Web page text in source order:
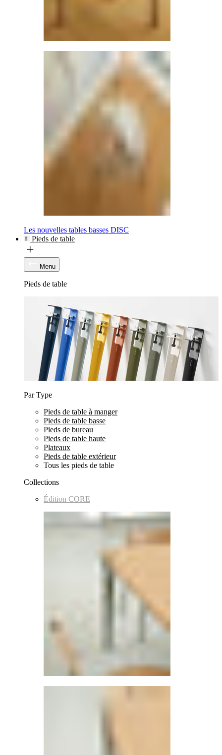
Les nouvelles tables basses DISC
Pieds de table
Menu
Pieds de table
Par Type
Pieds de table à manger
Pieds de table basse
Pieds de bureau
Pieds de table haute
Plateaux
Pieds de table extérieur
Tous les pieds de table
Collections
Édition CORE